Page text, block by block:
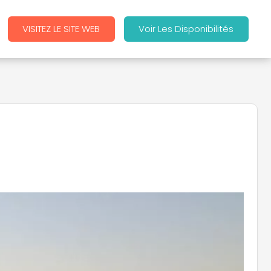
VISITEZ LE SITE WEB Voir Les Disponibilités